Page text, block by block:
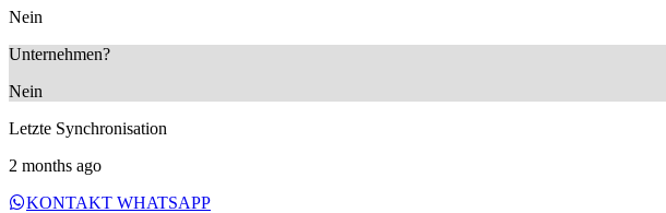
Nein
Unternehmen?
Nein
Letzte Synchronisation
2 months ago
KONTAKT WHATSAPP